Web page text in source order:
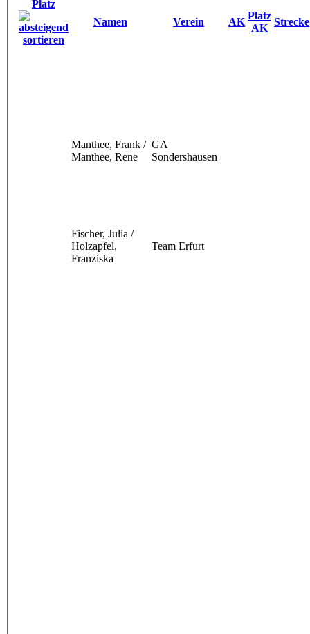
Platz
Namen
Verein AK
Platz
AK
Strecke
Manthee, Frank /
Manthee, Rene
GA
Sondershausen
Fischer, Julia /
Holzapfel,
Franziska
Team Erfurt